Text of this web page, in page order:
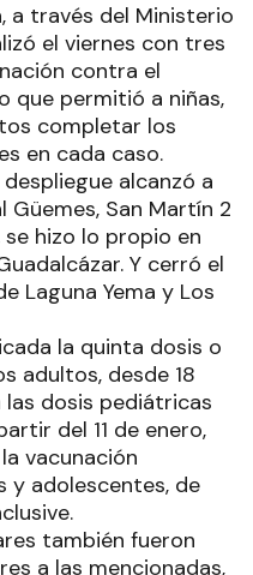
a través del Ministerio
el viernes con tres
contra el
que permitió a niñas,
completar los
en cada caso.
alcanzó a
Güemes, San Martín 2
se hizo lo propio en
Y cerró el
Laguna Yema y Los
la quinta dosis o
adultos, desde 18
las dosis pediátricas
del 11 de enero,
vacunación
y adolescentes, de
también fueron
a las mencionadas,